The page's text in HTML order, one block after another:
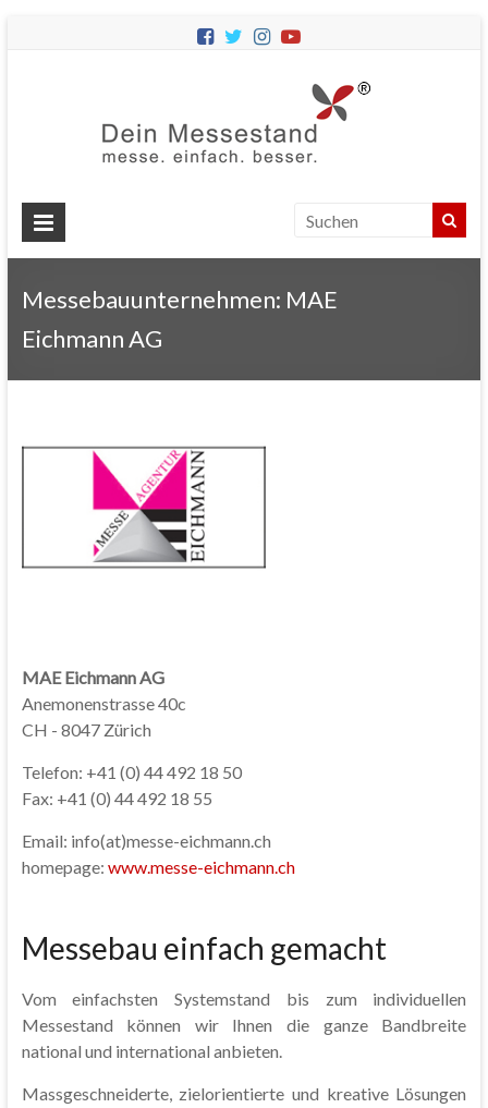
Messestände
für
Messebauunternehmen: MAE
Eichmann AG
MAE Eichmann AG
Anemonenstrasse 40c
CH - 8047 Zürich
Telefon: +41 (0) 44 492 18 50
Fax: +41 (0) 44 492 18 55
Email: info(at)messe-eichmann.ch
homepage: www.messe-eichmann.ch
Messebau einfach gemacht
Vom einfachsten Systemstand bis zum individuellen
Messestand können wir Ihnen die ganze Bandbreite
national und international anbieten.
Massgeschneiderte, zielorientierte und kreative Lösungen